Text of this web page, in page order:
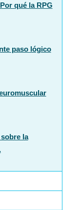
qué la RPG
paso lógico
la